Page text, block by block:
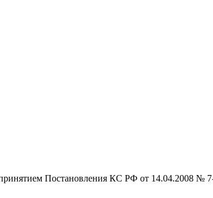
Постановления КС РФ от 14.04.2008 №